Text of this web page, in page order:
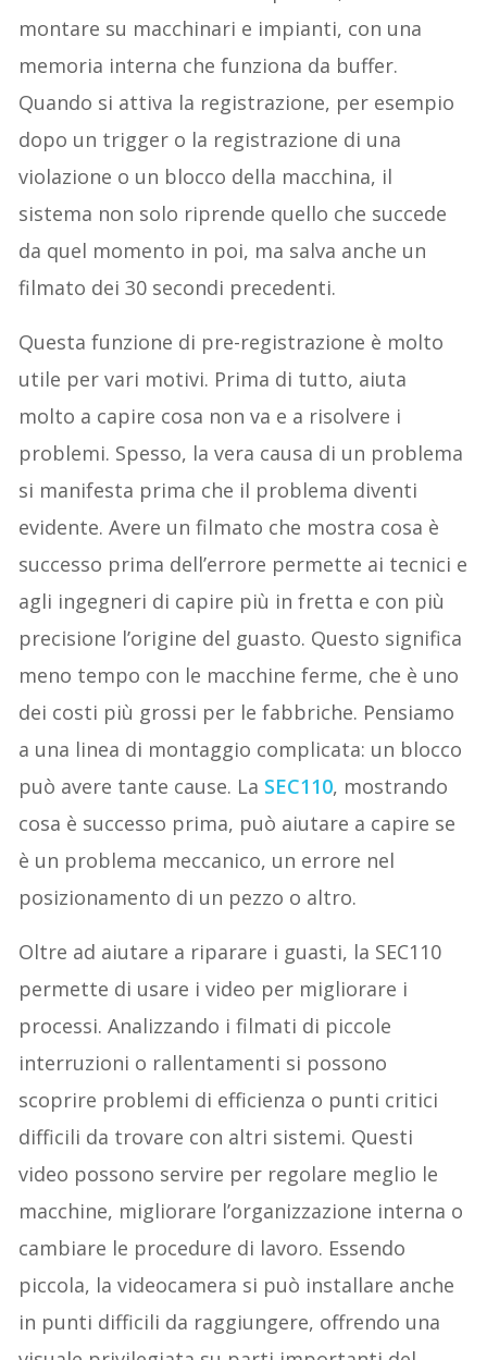
montare su macchinari e impianti, con una
memoria interna che funziona da buffer.
Quando si attiva la registrazione, per esempio
dopo un trigger o la registrazione di una
violazione o un blocco della macchina, il
sistema non solo riprende quello che succede
da quel momento in poi, ma salva anche un
filmato dei 30 secondi precedenti.
Questa funzione di pre-registrazione è molto
utile per vari motivi. Prima di tutto, aiuta
molto a capire cosa non va e a risolvere i
problemi. Spesso, la vera causa di un problema
si manifesta prima che il problema diventi
evidente. Avere un filmato che mostra cosa è
successo prima dell’errore permette ai tecnici e
agli ingegneri di capire più in fretta e con più
precisione l’origine del guasto. Questo significa
meno tempo con le macchine ferme, che è uno
dei costi più grossi per le fabbriche. Pensiamo
a una linea di montaggio complicata: un blocco
può avere tante cause. La SEC110, mostrando
cosa è successo prima, può aiutare a capire se
è un problema meccanico, un errore nel
posizionamento di un pezzo o altro.
Oltre ad aiutare a riparare i guasti, la SEC110
permette di usare i video per migliorare i
processi. Analizzando i filmati di piccole
interruzioni o rallentamenti si possono
scoprire problemi di efficienza o punti critici
difficili da trovare con altri sistemi. Questi
video possono servire per regolare meglio le
macchine, migliorare l’organizzazione interna o
cambiare le procedure di lavoro. Essendo
piccola, la videocamera si può installare anche
in punti difficili da raggiungere, offrendo una